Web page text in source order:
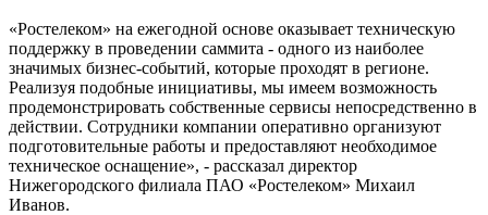
«Ростелеком» на ежегодной основе оказывает техническую
поддержку в проведении саммита - одного из наиболее
значимых бизнес-событий, которые проходят в регионе.
Реализуя подобные инициативы, мы имеем возможность
продемонстрировать собственные сервисы непосредственно в
действии. Сотрудники компании оперативно организуют
подготовительные работы и предоставляют необходимое
техническое оснащение», - рассказал директор
Нижегородского филиала ПАО «Ростелеком» Михаил
Иванов.